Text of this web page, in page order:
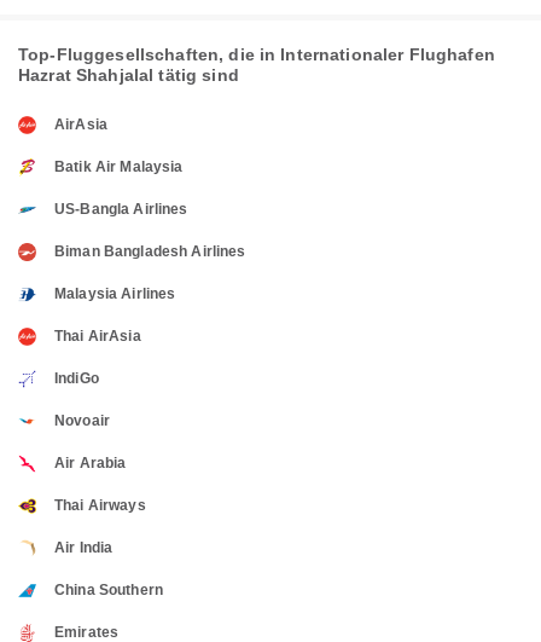
Top-Fluggesellschaften, die in Internationaler Flughafen
Hazrat Shahjalal tätig sind
AirAsia
Batik Air Malaysia
US-Bangla Airlines
Biman Bangladesh Airlines
Malaysia Airlines
Thai AirAsia
IndiGo
Novoair
Air Arabia
Thai Airways
Air India
China Southern
Emirates